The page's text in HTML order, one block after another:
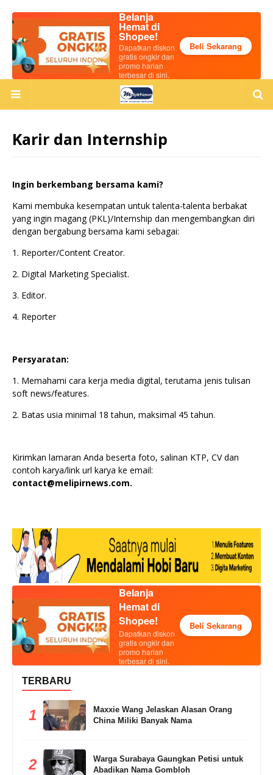
Belanja
Hemat di
Shopee!
Dapatkan diskon
gratis ongkir dan
promo harian
terbesar di sini.
Beli Sekarang
Karir dan Internship
Ingin berkembang bersama kami?
Kami membuka kesempatan untuk talenta-talenta berbakat
yang ingin magang (PKL)/Internship dan mengembangkan diri
dengan bergabung bersama kami sebagai:
1. Reporter/Content Creator.
2. Digital Marketing Specialist.
3. Editor.
4. Reporter
Persyaratan:
1. Memahami cara kerja media digital, terutama jenis tulisan
soft news/features.
2. Batas usia minimal 18 tahun, maksimal 45 tahun.
Kirimkan lamaran Anda beserta foto, salinan KTP, CV dan
contoh karya/link url karya ke email:
contact@melipirnews.com.
Belanja
Hemat di
Shopee!
Dapatkan diskon
gratis ongkir dan
promo harian
terbesar di sini.
Beli Sekarang
TERBARU
1
Maxxie Wang Jelaskan Alasan Orang
China Miliki Banyak Nama
2
Warga Surabaya Gaungkan Petisi untuk
Abadikan Nama Gombloh